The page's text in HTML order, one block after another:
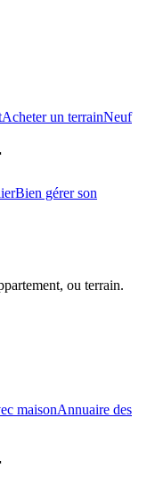
Acheter un terrainNeuf
Bien gérer son
ou terrain.
maisonAnnuaire des